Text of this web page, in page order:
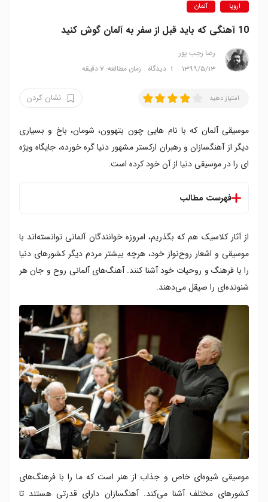
اروپا آلمان
10 آهنگی که باید قبل از سفر به آلمان گوش کنید
رضا‍ رجب پور
1399/5/13
1 دیدگاه زمان مطالعه: 7 دقیقه
امتیاز دهید نشان کردن
موسیقی آلمان که با نام هایی چون بتهوون، شومان، باخ و بسیاری
دیگر از آهنگسازان و رهبران ارکستر مشهور دنیا گره خورده، جایگاه ویژه
ای را در موسیقی دنیا از آن خود کرده است.
فهرست مطالب
۲. ۹۹ بادکنک - نینا
۳. دا دا دا - تریو
۴. آمریکا - رامشتاین
۵. سرگرد تام - پیتر شیلینگ
۷. تنهای تنها - پولارکایس ۱۸
۸. چرا؟ - تیک تاک تو
۹. دختر - لوسیلکتریک
۱۰. خانه ای در کنار دریاچه - پیتر فاکس
از آثار کلاسیک هم که بگذریم، امروزه خوانندگان آلمانی توانسته‌اند با
موسیقی و اشعار روح‌نواز خود، هرچه بیشتر مردم دیگر کشورهای دنیا
را با فرهنگ و روحیات خود آشنا کنند. آهنگ‌های آلمانی روح و جان هر
شنونده‌ای را صیقل می‌دهند.
موسیقی شیوه‌ای خاص و جذاب از هنر است که ما را با فرهنگ‌های
کشورهای مختلف آشنا می‌کند. آهنگسازان دارای قدرتی هستند تا